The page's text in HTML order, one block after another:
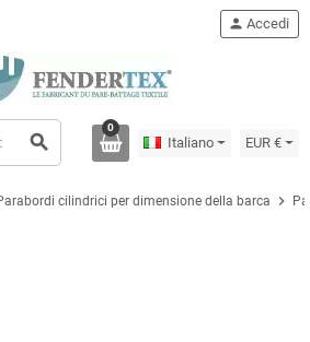
search
person Accedi
0
Italiano EUR €
cilindrici per dimensione della barca chevron_right